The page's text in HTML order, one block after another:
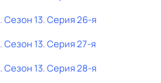
. Сезон 13. Серия 26-я
. Сезон 13. Серия 27-я
. Сезон 13. Серия 28-я